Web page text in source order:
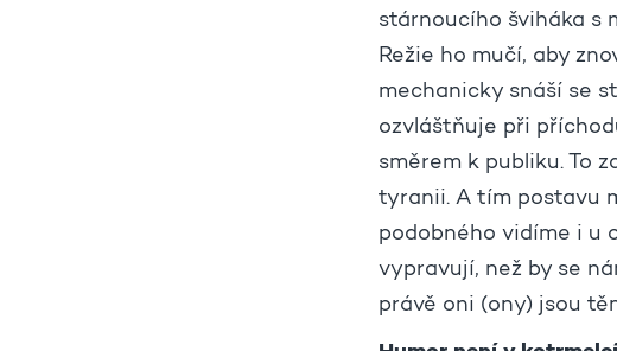
stárnoucího šviháka s
Režie ho mučí, aby
mechanicky snáší se
ozvláštňuje při
směrem k publiku. To
tyranii. A tím postavu
podobného vidíme i u
vypravují, než by se
právě oni (ony) jsou